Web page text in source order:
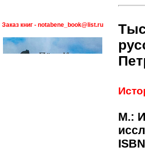
Заказ книг - notabene_book@list.ru
М.: